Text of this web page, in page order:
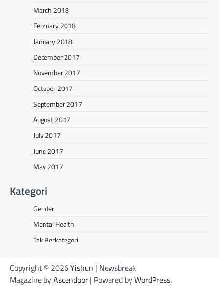
March 2018
February 2018
January 2018
December 2017
November 2017
October 2017
September 2017
August 2017
July 2017
June 2017
May 2017
Kategori
Gender
Mental Health
Tak Berkategori
Copyright © 2026Yishun | Newsbreak
Magazine byAscendoor | Powered byWordPress.